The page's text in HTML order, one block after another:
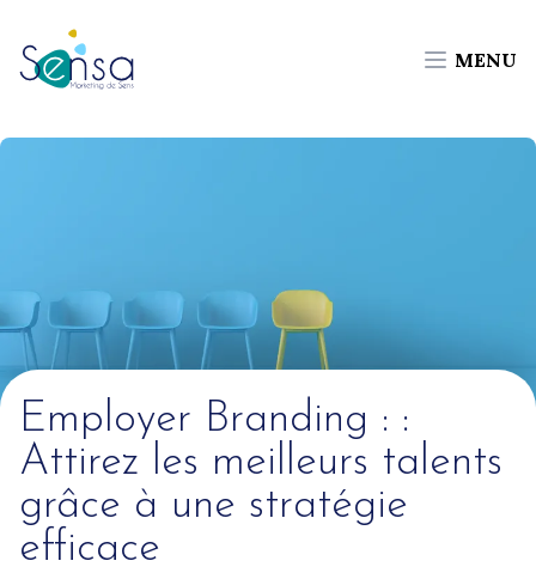
MENU
Employer Branding : :
Attirez les meilleurs talents
grâce à une stratégie
efficace